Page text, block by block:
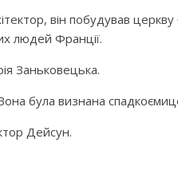
він побудував
людей Франції.
Заньковецька.
була визнана
Дейсун.